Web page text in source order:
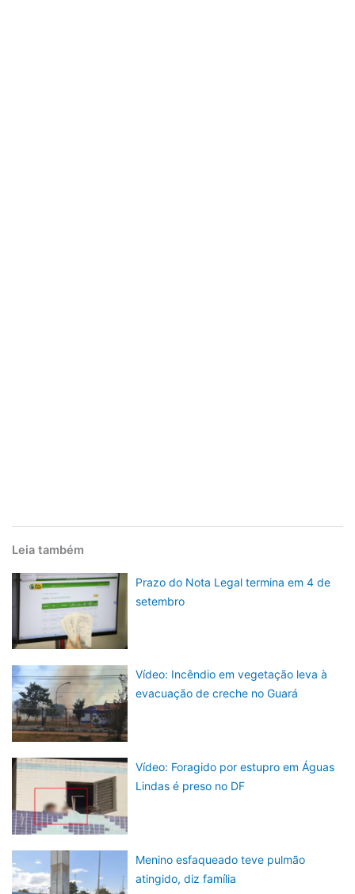
Leia também
Prazo do Nota Legal termina em 4 de
setembro
Vídeo: Incêndio em vegetação leva à
evacuação de creche no Guará
Vídeo: Foragido por estupro em Águas
Lindas é preso no DF
Menino esfaqueado teve pulmão
atingido, diz família